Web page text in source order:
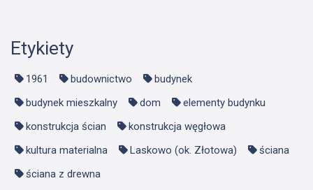
Etykiety
1961 budownictwo
budynek
budynek mieszkalny
dom
elementy budynku
konstrukcja ścian
konstrukcja węgłowa
kultura materialna
Laskowo (ok. Złotowa)
ściana
ściana z drewna